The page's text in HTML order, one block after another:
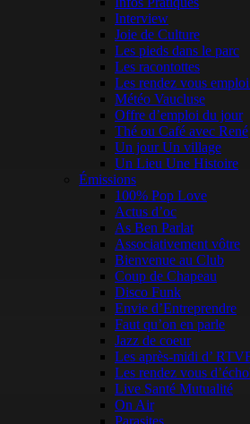
Interview
Joie de Culture
Les pieds dans le parc
Les racontottes
Les rendez vous
Météo Vaucluse
Offre d’emploi du jour
Thé ou Café avec René
Un jour Un village
Un Lieu Une Histoire
Émissions
100% Pop Love
Actus d’oc
As Ben Parlat
Associativement vôtre
Bienvenue au Club
Coup de Chapeau
Disco Funk
Envie d’Entreprendre
Faut qu’on en parle
Jazz de coeur
Les après-midi d’
Les rendez vous
Live Santé Mutualité
On Air